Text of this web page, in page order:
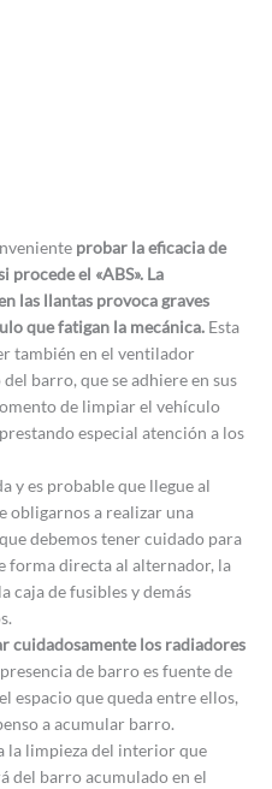
probar la eficacia de
procede el «ABS». La
las llantas provoca graves
que fatigan la mecánica. Esta
también en el ventilador
barro, que se adhiere en sus
de limpiar el vehículo
especial atención a los
y es probable que llegue al
obligarnos a realizar una
debemos tener cuidado para
forma directa al alternador, la
caja de fusibles y demás
cuidadosamente los radiadores
de barro es fuente de
espacio que queda entre ellos,
a acumular barro.
la limpieza del interior que
del barro acumulado en el